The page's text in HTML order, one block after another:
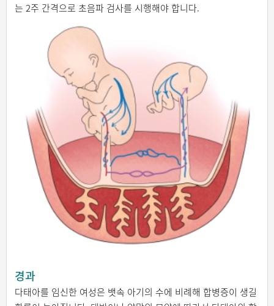
는 2주 간격으로 초음파 검사를 시행해야 합니다.
경과
다태아를 임신한 여성은 뱃속 아기의 수에 비례해 합병증이 생길